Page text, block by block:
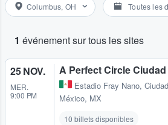
Columbus, OH Toutes les
1 événement sur tous les sites
25 NOV.
MER.
9:00 PM
A Perfect Circle
Estadio Fray Nano,
México, MX
10 billets disponibles